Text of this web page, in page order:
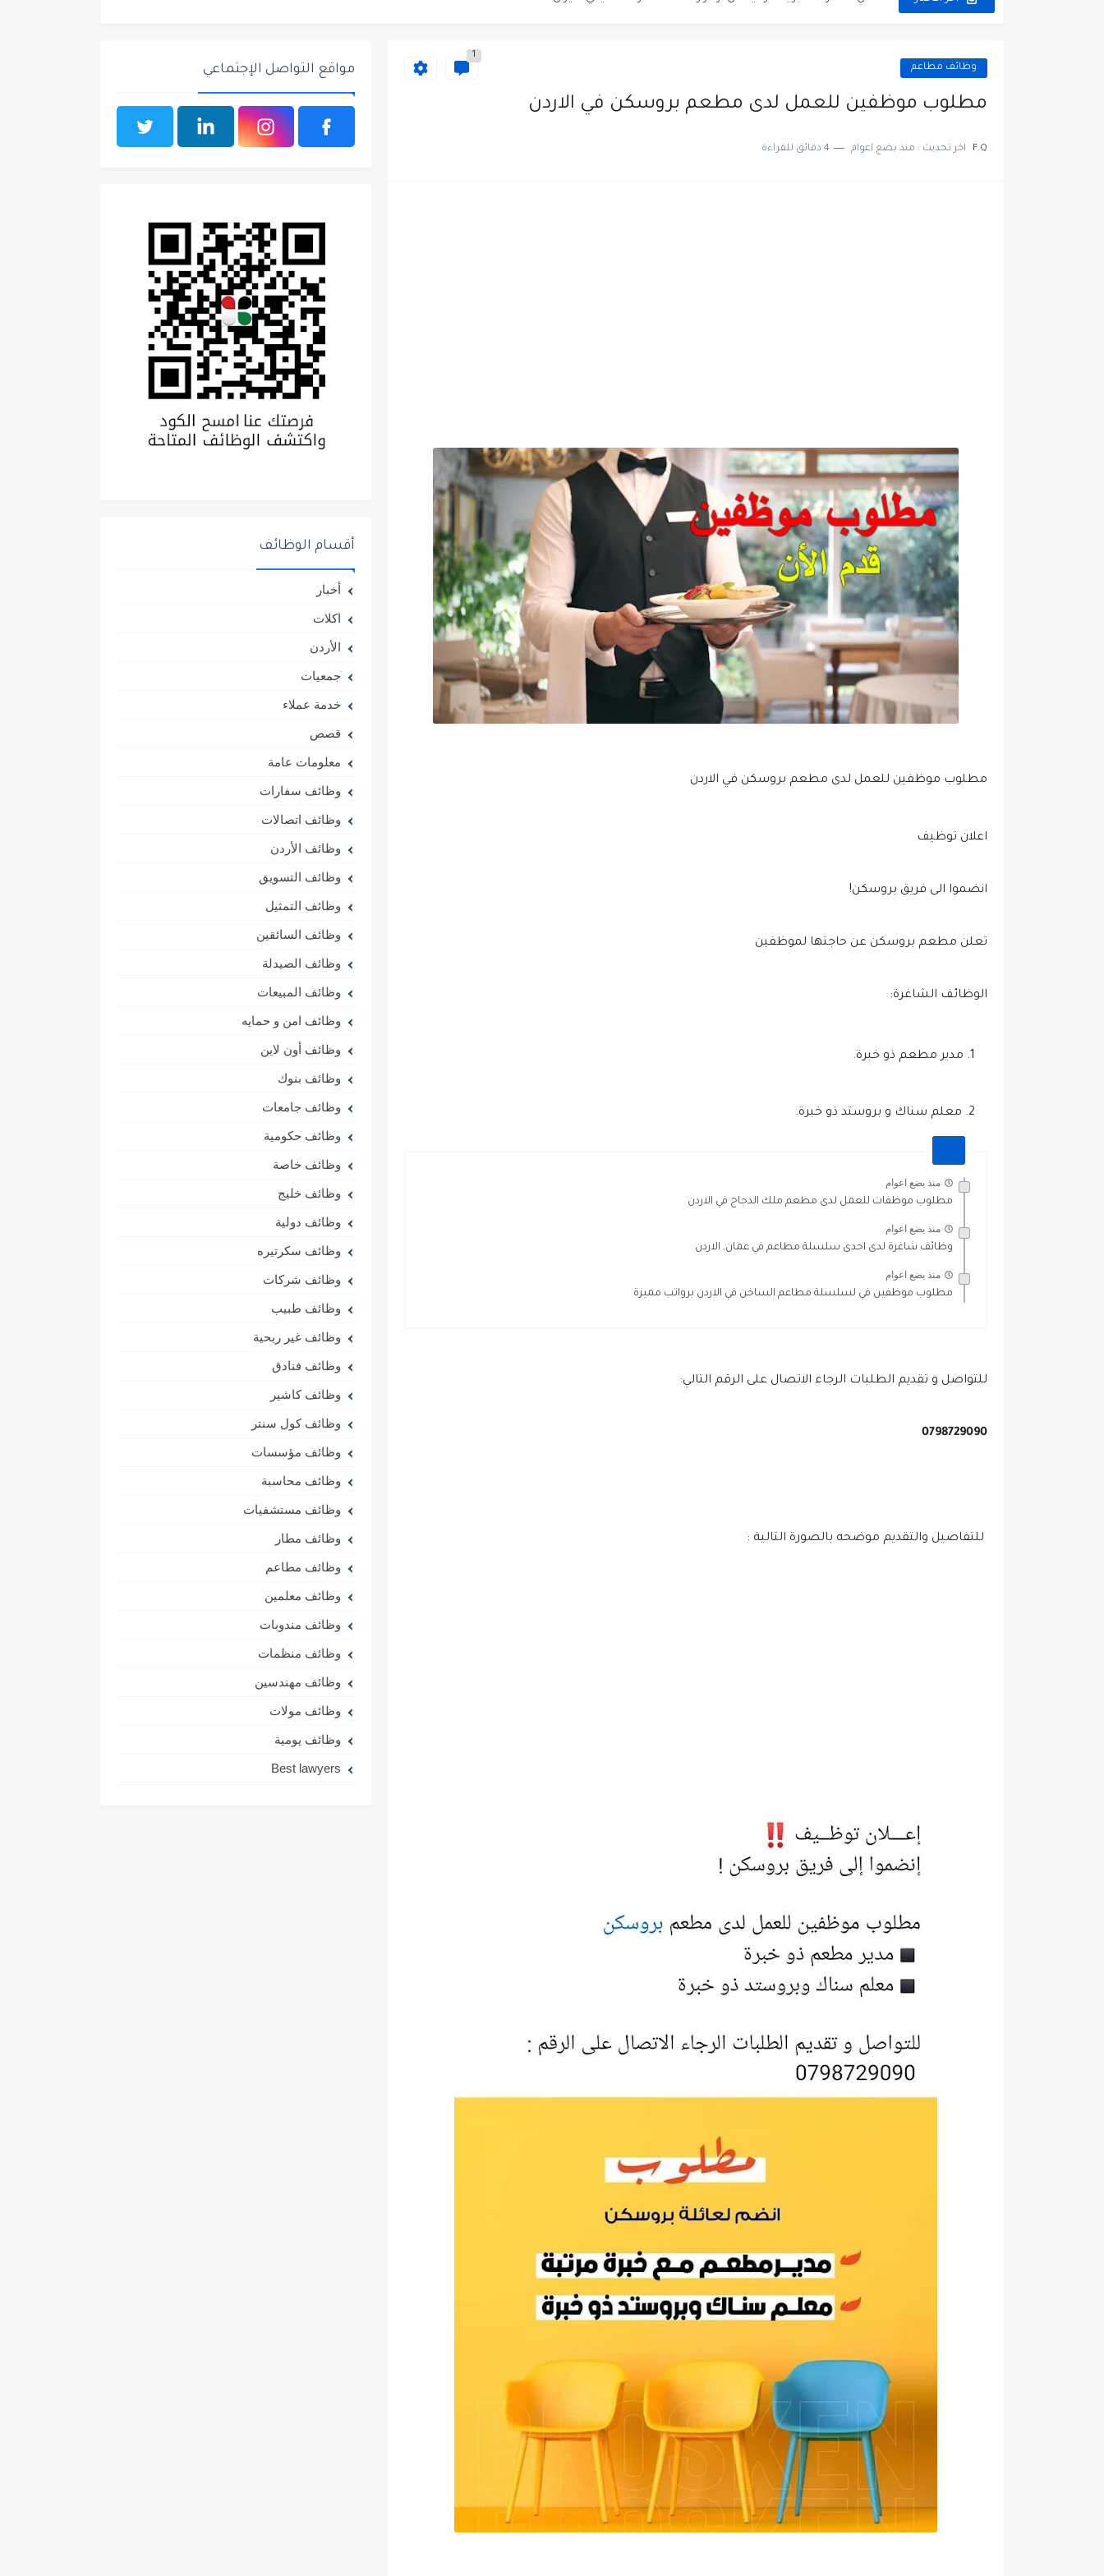
تعلن مؤسسة التعليم لأجل التوظيف الأردنية وبالشراكة مع أكاديمية جولانسرالمجاني
وظائف مطاعم
1
مطلوب موظفين للعمل لدى مطعم بروسكن في الاردن
F.Q اخر تحديث : منذ بضع اعوام 4 دقائق للقراءة
مطلوب موظفين للعمل لدى مطعم بروسكن في الاردن
اعلان توظيف
انضموا الى فريق بروسكن!
تعلن مطعم بروسكن عن حاجتها لموظفين
الوظائف الشاغرة:
مدير مطعم ذو خبرة.
معلم سناك و بروستد ذو خبرة.
منذ بضع اعوام
مطلوب موظفات للعمل لدى مطعم ملك الدجاج في الاردن
منذ بضع اعوام
وظائف شاغرة لدى احدى سلسلة مطاعم في عمان, الاردن
منذ بضع اعوام
مطلوب موظفين في لسلسلة مطاعم الساخن في الاردن برواتب مميزة
للتواصل و تقديم الطلبات الرجاء الاتصال على الرقم التالي:
0798729090
للتفاصيل والتقديم موضحه بالصورة التالية :
مواقع التواصل الإجتماعي
أقسام الوظائف
أخبار
اكلات
الأردن
جمعيات
خدمة عملاء
قصص
معلومات عامة
وظائف سفارات
وظائف اتصالات
وظائف الأردن
وظائف التسويق
وظائف التمثيل
وظائف السائقين
وظائف الصيدلة
وظائف المبيعات
وظائف امن و حمايه
وظائف أون لاين
وظائف بنوك
وظائف جامعات
وظائف حكومية
وظائف خاصة
وظائف خليج
وظائف دولية
وظائف سكرتيره
وظائف شركات
وظائف طبيب
وظائف غير ربحية
وظائف فنادق
وظائف كاشير
وظائف كول سنتر
وظائف مؤسسات
وظائف محاسبة
وظائف مستشفيات
وظائف مطار
وظائف مطاعم
وظائف معلمين
وظائف مندوبات
وظائف منظمات
وظائف مهندسين
وظائف مولات
وظائف يومية
Best lawyers